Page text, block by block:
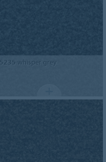
5235 whisper grey